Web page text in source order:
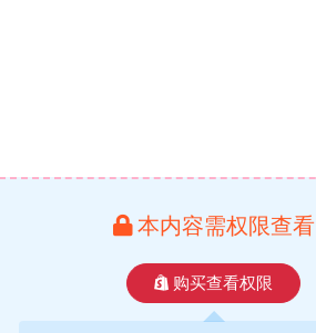
本内容需权限查看
购买查看权限